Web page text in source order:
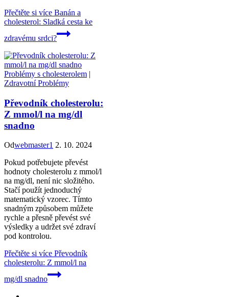
Přečtěte si více Banán a
cholesterol: Sladká cesta ke
zdravému srdci?
Problémy s cholesterolem |
Zdravotní Problémy
Převodník cholesterolu:
Z mmol/l na mg/dl
snadno
Odwebmaster1 2. 10. 2024
Pokud potřebujete převést
hodnoty cholesterolu z mmol/l
na mg/dl, není nic složitého.
Stačí použít jednoduchý
matematický vzorec. Tímto
snadným způsobem můžete
rychle a přesně převést své
výsledky a udržet své zdraví
pod kontrolou.
Přečtěte si více Převodník
cholesterolu: Z mmol/l na
mg/dl snadno